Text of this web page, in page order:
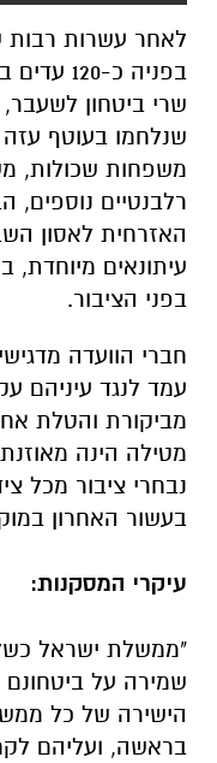
לאחר עשרות רבות
בפניה
שרי ביטחון
שנלחמו בעוטף
משפחות שכולות,
רלבנטיים נוספים,
האזרחית לאסון
עיתונאים
בפני הציבור.
חברי הוועדה
עמד לנגד עיניהם
מביקורת והטלת
מטילה הינה
נבחרי ציבור מכל
בעשור האחרון
עיקרי המסקנות:
"ממשלת ישראל
שמירה על
הישירה של כל
בראשה, ועליהם